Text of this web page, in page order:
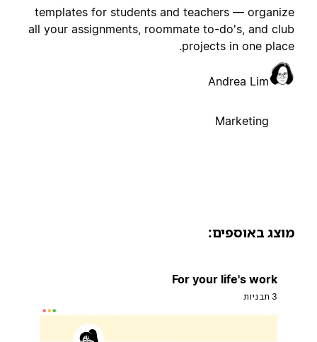
templates for students and teachers —
all your assignments, roommate to-do's, and
projects in one
Andrea Lim
Marketing
באוספים:
For your life's work